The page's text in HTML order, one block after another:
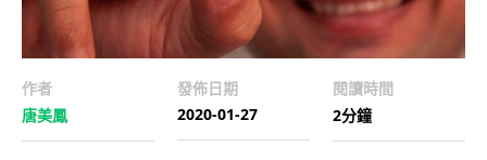
作者
唐美鳳
發佈日期
2020-01-27
閱讀時間
2分鐘